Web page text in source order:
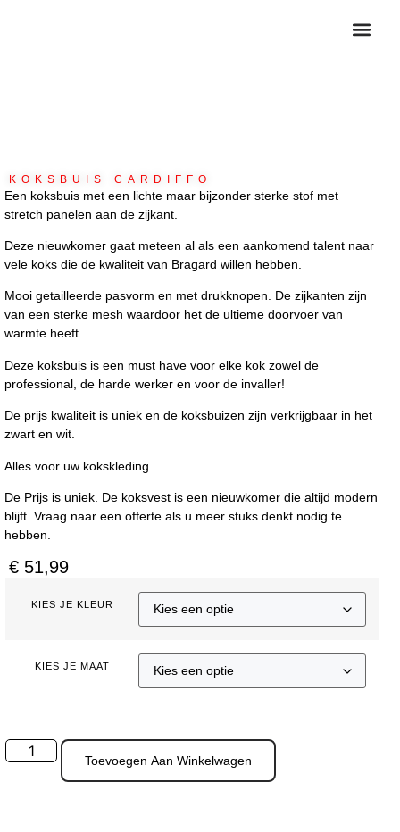
KOKSBUIS CARDIFFO
Een koksbuis met een lichte maar bijzonder sterke stof met
stretch panelen aan de zijkant.
Deze nieuwkomer gaat meteen al als een aankomend talent naar
vele koks die de kwaliteit van Bragard willen hebben.
Mooi getailleerde pasvorm en met drukknopen. De zijkanten zijn
van een sterke mesh waardoor het de ultieme doorvoer van
warmte heeft
Deze koksbuis is een must have voor elke kok zowel de
professional, de harde werker en voor de invaller!
De prijs kwaliteit is uniek en de koksbuizen zijn verkrijgbaar in het
zwart en wit.
Alles voor uw kokskleding.
De Prijs is uniek. De koksvest is een nieuwkomer die altijd modern
blijft. Vraag naar een offerte als u meer stuks denkt nodig te
hebben.
€ 51,99
KIES JE KLEUR
KIES JE MAAT
Toevoegen Aan Winkelwagen